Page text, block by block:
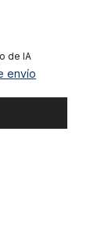
de IA
envío